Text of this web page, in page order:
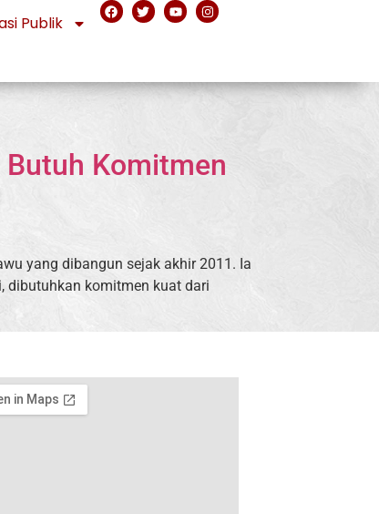
Publik
Komitmen
yang dibangun sejak akhir 2011. Ia
dibutuhkan komitmen kuat dari